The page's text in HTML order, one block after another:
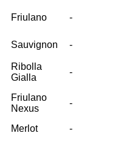
Friulano -
Sauvignon -
Ribolla
Gialla
-
Friulano
Nexus
-
Merlot -